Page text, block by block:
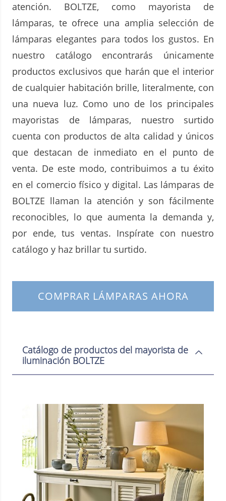
atención. BOLTZE, como mayorista de
lámparas, te ofrece una amplia selección de
lámparas elegantes para todos los gustos. En
nuestro catálogo encontrarás únicamente
productos exclusivos que harán que el interior
de cualquier habitación brille, literalmente, con
una nueva luz. Como uno de los principales
mayoristas de lámparas, nuestro surtido
cuenta con productos de alta calidad y únicos
que destacan de inmediato en el punto de
venta. De este modo, contribuimos a tu éxito
en el comercio físico y digital. Las lámparas de
BOLTZE llaman la atención y son fácilmente
reconocibles, lo que aumenta la demanda y,
por ende, tus ventas. Inspírate con nuestro
catálogo y haz brillar tu surtido.
COMPRAR LÁMPARAS AHORA
Catálogo de productos del mayorista de
iluminación BOLTZE